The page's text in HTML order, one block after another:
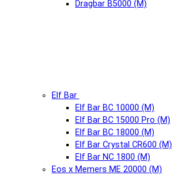
Dragbar B5000 (М)
Elf Bar
Elf Bar BC 10000 (М)
Elf Bar BC 15000 Pro (М)
Elf Bar BC 18000 (М)
Elf Bar Crystal CR600 (М)
Elf Bar NC 1800 (М)
Eos x Memers ME 20000 (М)